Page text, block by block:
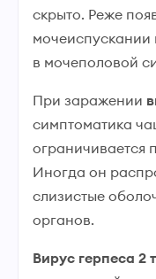
скрыто. Реже
мочеиспускании
в мочеполовой
При заражении
симптоматика
ограничивается
Иногда он
слизистые
органов.
Вирус герпеса 2